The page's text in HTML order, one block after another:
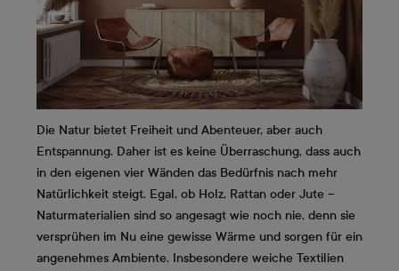
Die Natur bietet Freiheit und Abenteuer, aber auch
Entspannung. Daher ist es keine Überraschung, dass auch
in den eigenen vier Wänden das Bedürfnis nach mehr
Natürlichkeit steigt. Egal, ob Holz, Rattan oder Jute –
Naturmaterialien sind so angesagt wie noch nie, denn sie
versprühen im Nu eine gewisse Wärme und sorgen für ein
angenehmes Ambiente. Insbesondere weiche Textilien